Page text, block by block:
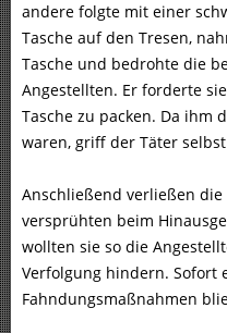
andere folgte mit einer
Tasche auf den Tresen,
Tasche und bedrohte die
Angestellten. Er forderte
Tasche zu packen. Da ihm
waren, griff der Täter
Anschließend verließen
versprühten beim
wollten sie so die
Verfolgung hindern. Sofort
Fahndungsmaßnahmen